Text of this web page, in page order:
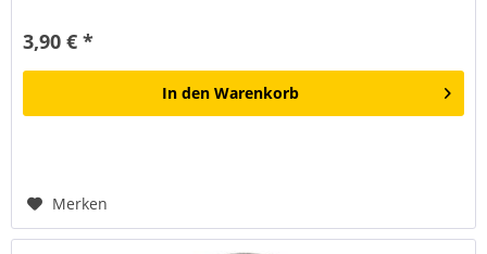
3,90 € *
In den Warenkorb
Merken